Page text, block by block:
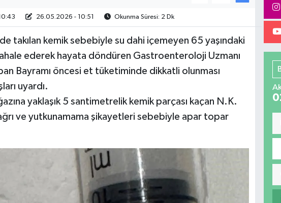
26.05.2026 - 10:51 Okunma Süresi: 2 Dk
takılan kemik sebebiyle su dahi içemeyen 65 yaşındaki
ederek hayata döndüren Gastroenteroloji Uzmanı
Bayramı öncesi et tüketiminde dikkatli olunması
uyardı.
yaklaşık 5 santimetrelik kemik parçası kaçan N.K.
ve yutkunamama şikayetleri sebebiyle apar topar